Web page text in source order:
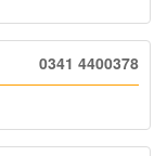
0341 4400378